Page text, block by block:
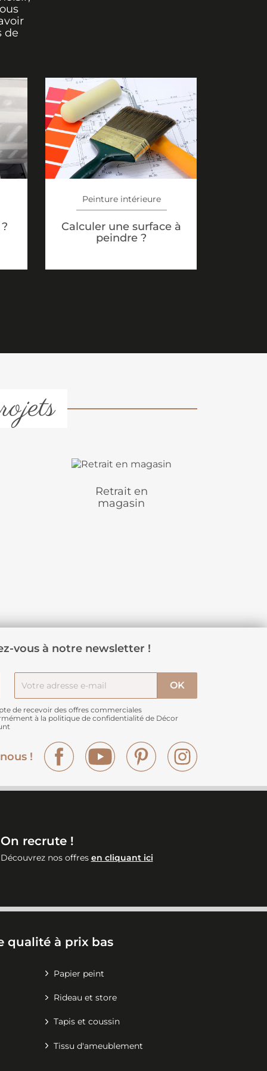
de
Peinture intérieure
Calculer une surface à
peindre ?
Retrait en
magasin
vous à notre newsletter !
de recevoir des offres commerciales
à la politique de confidentialité de Décor
!
Facebook YouTube Pinterest
On recrute !
Découvrez nos offres en cliquant ici
qualité à prix bas
Papier peint
Rideau et store
Tapis et coussin
Tissu d'ameublement